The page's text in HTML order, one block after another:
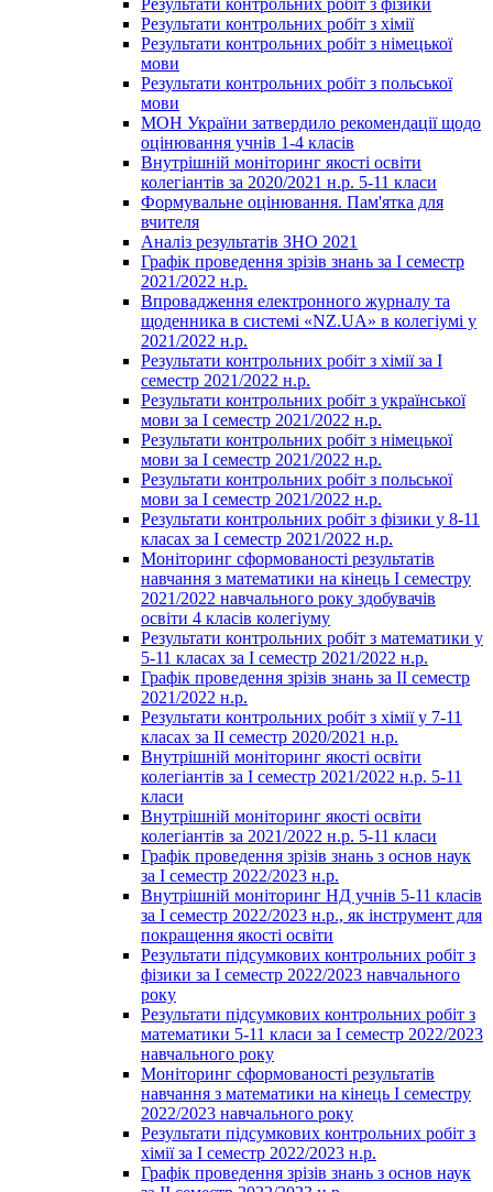
Результати контрольних робіт з фізики
Результати контрольних робіт з хімії
Результати контрольних робіт з німецької
мови
Результати контрольних робіт з польської
мови
МОН України затвердило рекомендації щодо
оцінювання учнів 1-4 класів
Внутрішній моніторинг якості освіти
колегіантів за 2020/2021 н.р. 5-11 класи
Формувальне оцінювання. Пам'ятка для
вчителя
Аналіз результатів ЗНО 2021
Графік проведення зрізів знань за І семестр
2021/2022 н.р.
Впровадження електронного журналу та
щоденника в системі «NZ.UA» в колегіумі у
2021/2022 н.р.
Результати контрольних робіт з хімії за І
семестр 2021/2022 н.р.
Результати контрольних робіт з української
мови за І семестр 2021/2022 н.р.
Результати контрольних робіт з німецької
мови за І семестр 2021/2022 н.р.
Результати контрольних робіт з польської
мови за І семестр 2021/2022 н.р.
Результати контрольних робіт з фізики у 8-11
класах за І семестр 2021/2022 н.р.
Моніторинг сформованості результатів
навчання з математики на кінець І семестру
2021/2022 навчального року здобувачів
освіти 4 класів колегіуму
Результати контрольних робіт з математики у
5-11 класах за І семестр 2021/2022 н.р.
Графік проведення зрізів знань за ІІ семестр
2021/2022 н.р.
Результати контрольних робіт з хімії у 7-11
класах за ІІ семестр 2020/2021 н.р.
Внутрішній моніторинг якості освіти
колегіантів за І семестр 2021/2022 н.р. 5-11
класи
Внутрішній моніторинг якості освіти
колегіантів за 2021/2022 н.р. 5-11 класи
Графік проведення зрізів знань з основ наук
за І семестр 2022/2023 н.р.
Внутрішній моніторинг НД учнів 5-11 класів
за І семестр 2022/2023 н.р., як інструмент для
покращення якості освіти
Результати підсумкових контрольних робіт з
фізики за І семестр 2022/2023 навчального
року
Результати підсумкових контрольних робіт з
математики 5-11 класи за І семестр 2022/2023
навчального року
Моніторинг сформованості результатів
навчання з математики на кінець І семестру
2022/2023 навчального року
Результати підсумкових контрольних робіт з
хімії за І семестр 2022/2023 н.р.
Графік проведення зрізів знань з основ наук